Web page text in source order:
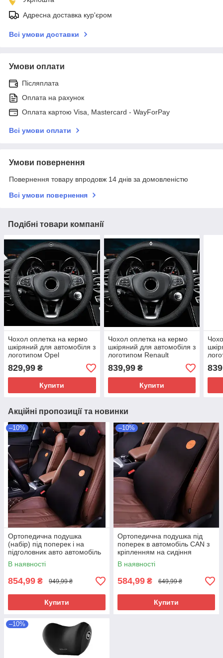
Адресна доставка кур'єром
Всі умови доставки
Умови оплати
Післяплата
Оплата на рахунок
Оплата картою Visa, Mastercard - WayForPay
Всі умови оплати
Умови повернення
Повернення товару впродовж 14 днів за домовленістю
Всі умови повернення
Подібні товари компанії
Чохол оплетка на кермо
шкіряний для автомобіля з
логотипом Opel
натуральна шкіра
829,99 ₴
Купити
Чохол оплетка на кермо
шкіряний для автомобіля з
логотипом Renault
натуральна шкіра
839,99₴
Купити
Акційні пропозиції та новинки
–10%
Ортопедична подушка
(набір) під поперек і на
підголовник авто автомобіль
CAN
В наявності
854,99 ₴ 949,99 ₴
Купити
–10%
Ортопедична подушка під
поперек в автомобіль CAN з
кріпленням на сидіння
В наявності
584,99 ₴ 649,99 ₴
Купити
–10%